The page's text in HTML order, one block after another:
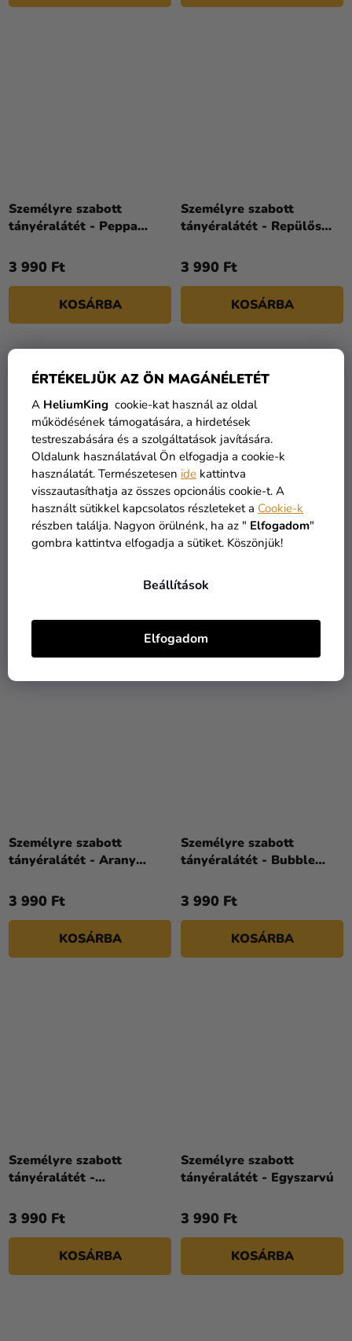
ÉRTÉKELJÜK AZ ÖN MAGÁNÉLETÉT
A HeliumKing cookie-kat használ az oldal
működésének támogatására, a hirdetések
testreszabására és a szolgáltatások javítására.
Oldalunk használatával Ön elfogadja a cookie-k
használatát. Természetesen ide kattintva
visszautasíthatja az összes opcionális cookie-t. A
használt sütikkel kapcsolatos részleteket a Cookie-k
részben találja. Nagyon örülnénk, ha az " Elfogadom"
gombra kattintva elfogadja a sütiket. Köszönjük!
Beállítások
Elfogadom
Személyre szabott
tányéralátét - Peppa
3 990 Ft
KOSÁRBA
Személyre szabott
tányéralátét - Repülős
3 990 Ft
KOSÁRBA
Személyre szabott
tányéralátét - ROCK
KOSÁRBA
Személyre szabott
tányéralátét - Aloha
3 990 Ft
KOSÁRBA
Személyre szabott
tányéralátét - Arany
3 990 Ft
KOSÁRBA
Személyre szabott
tányéralátét - Bubble
3 990 Ft
KOSÁRBA
Személyre szabott
tányéralátét -
3 990 Ft
KOSÁRBA
Személyre szabott
tányéralátét - Egyszarvú
3 990 Ft
KOSÁRBA